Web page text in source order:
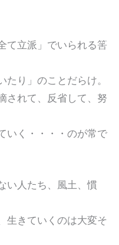
て立派」でいられる筈
り」のことだらけ。
されて、反省して、努
いく・・・・のが常で
い人たち、風土、慣
生きていくのは大変そ